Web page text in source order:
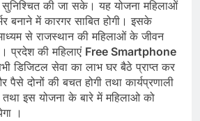
की जा सके। यह योजना महिलाओं
बनाने में कारगर साबित होगी। इसके
से राजस्थान की महिलाओं के जीवन
प्रदेश की महिलाएं Free Smartphone
डिजिटल सेवा का लाभ घर बैठे प्राप्त कर
दोनों की बचत होगी तथा कार्यप्रणाली
तथा इस योजना के बारे में महिलाओ को
।